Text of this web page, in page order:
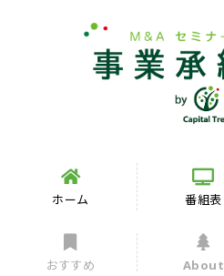
ホーム 番組表
おすすめ About